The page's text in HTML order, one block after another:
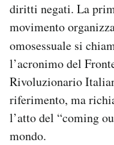
diritti negati. La
movimento
omosessuale si
l’acronimo del
Rivoluzionario
riferimento, ma
l’atto del “coming
mondo.